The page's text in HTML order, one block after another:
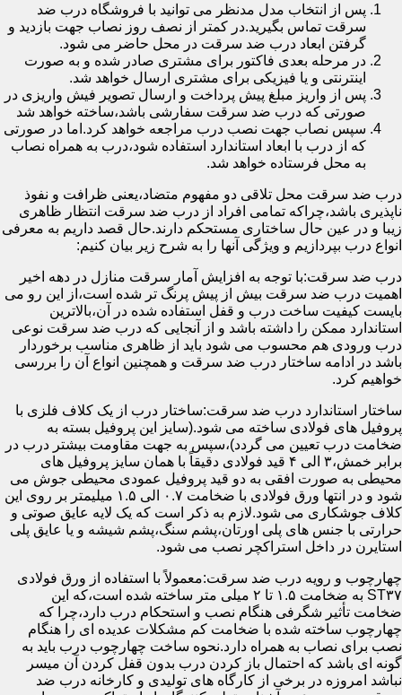
پس از انتخاب مدل مدنظر می توانید با فروشگاه درب ضد
سرقت تماس بگیرید.در کمتر از نصف روز نصاب جهت بازدید و
گرفتن ابعاد درب ضد سرقت در محل حاضر می شود.
در مرحله بعدی فاکتور برای مشتری صادر شده و به صورت
اینترنتی و یا فیزیکی برای مشتری ارسال خواهد شد.
پس از واریز مبلغ پیش پرداخت و ارسال تصویر فیش واریزی در
صورتی که درب ضد سرقت سفارشی باشد،ساخته خواهد شد
سپس نصاب جهت نصب درب مراجعه خواهد کرد.اما در صورتی
که از درب با ابعاد استاندارد استفاده شود،درب به همراه نصاب
به محل فرستاده خواهد شد.
درب ضد سرقت محل تلاقی دو مفهوم متضاد،یعنی ظرافت و نفوذ
ناپذیری باشد،چراکه تمامی افراد از درب ضد سرقت انتظار ظاهری
زیبا و در عین حال ساختاری مستحکم دارند.حال قصد داریم به معرفی
انواع درب بپردازیم و ویژگی آنها را به شرح زیر بیان کنیم:
درب ضد سرقت:با توجه به افزایش آمار سرقت منازل در دهه اخیر
اهمیت درب ضد سرقت بیش از پیش پرنگ تر شده است،از این رو می
بایست کیفیت ساخت درب و قفل استفاده شده در آن،بالاترین
استاندارد ممکن را داشته باشد و از آنجایی که درب ضد سرقت نوعی
درب ورودی هم محسوب می شود باید از ظاهری مناسب برخوردار
باشد در ادامه ساختار درب ضد سرقت و همچنین انواع آن را بررسی
خواهیم کرد.
ساختار استاندارد درب ضد سرقت:ساختار درب از یک کلاف فلزی با
پروفیل های فولادی ساخته می شود.(سایز این پروفیل بسته به
ضخامت درب تعیین می گردد)،سپس به جهت مقاومت بیشتر درب در
برابر خمش،۳ الی ۴ قید فولادی دقیقاً با همان سایز پروفیل های
محیطی به صورت افقی به دو قید پروفیل عمودی محیطی جوش می
شود و در انتها ورق فولادی با ضخامت ۰.۷ الی ۱.۵ میلیمتر بر روی این
کلاف جوشکاری می شود.لازم به ذکر است که یک لایه عایق صوتی و
حرارتی با جنس های پلی اورتان،پشم سنگ،پشم شیشه و یا عایق پلی
استایرن در داخل استراکچر نصب می شود.
چهارچوب و رویه درب ضد سرقت:معمولاً با استفاده از ورق فولادی
ST۳۷ به ضخامت ۱.۵ تا ۲ میلی متر ساخته شده است،که این
ضخامت تأثیر شگرفی هنگام نصب و استحکام درب دارد،چرا که
چهارچوب ساخته شده با ضخامت کم مشکلات عدیده ای را هنگام
نصب برای نصاب به همراه دارد.نحوه ساخت چهارچوب درب باید به
گونه ای باشد که احتمال باز کردن درب بدون قفل کردن آن میسر
نباشد امروزه در برخی از کارگاه های تولیدی و کارخانه درب ضد